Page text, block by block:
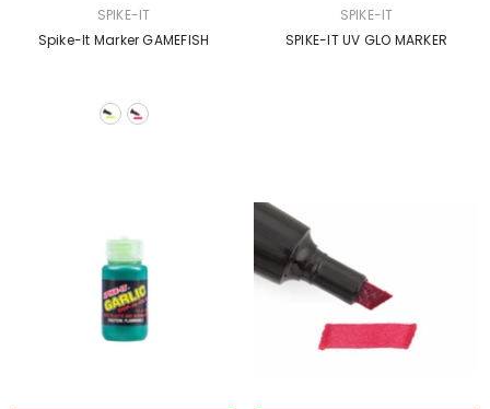
SPIKE-IT
Spike-It Marker GAMEFISH
SPIKE-IT
SPIKE-IT UV GLO MARKER